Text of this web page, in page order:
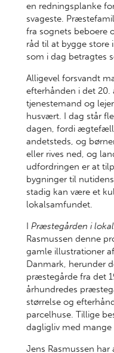
en redningsplanke
svageste.
fra sognets beboere
råd til at bygge
som i dag betragtes
Alligevel forsvandt
efterhånden i det
tjenestemand og
husvært. I dag står
dagen, fordi
andetsteds, og
eller rives ned, og
udfordringen er at
bygninger til
stadig kan være et
lokalsamfundet.
I Præstegården i
Rasmussen denne
gamle illustrationer
Danmark, herunder
præstegårde fra det
århundredes
størrelse og
parcelhuse. Tillige
dagligliv med
Jens Rasmussen